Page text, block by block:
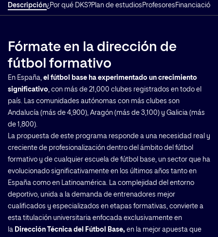
Descripción¿Por qué DKS?Plan de estudios Profesores Financiación
Fórmate en la dirección de
fútbol formativo
En España, el fútbol base ha experimentado un crecimiento
significativo , con más de 21,000 clubes registrados en todo el
país. Las comunidades autónomas con más clubes son
Andalucía (más de 4,900), Aragón (más de 3,100) y Galicia (más
de 1,800).
La propuesta de este programa responde a una necesidad real y
creciente de profesionalización dentro del ámbito del fútbol
formativo y de cualquier escuela de fútbol base, un sector que ha
evolucionado significativamente en los últimos años tanto en
España como en Latinoamérica. La complejidad del entorno
deportivo, unida a la demanda de entrenadores mejor
cualificados y especializados en etapas formativas, convierte a
esta titulación universitaria enfocada exclusivamente en
la Dirección Técnica del Fútbol Base, en la mejor apuesta que